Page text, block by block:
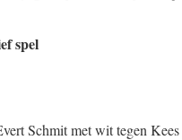
spel
Schmit met wit tegen